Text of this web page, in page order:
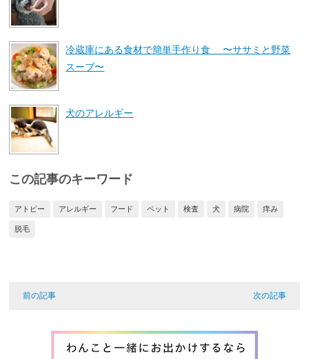
冷蔵庫にある食材で簡単手作り食 〜ササミと野菜
スープ〜
犬のアレルギー
この記事のキーワード
アトピー アレルギー フード ペット 検査 犬 病院 痒み
脱毛
前の記事 次の記事